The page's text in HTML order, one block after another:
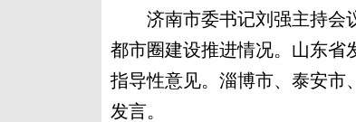
济南市委书记刘强主持会议
都市圈建设推进情况。山东省
指导性意见。淄博市、泰安市
发言。